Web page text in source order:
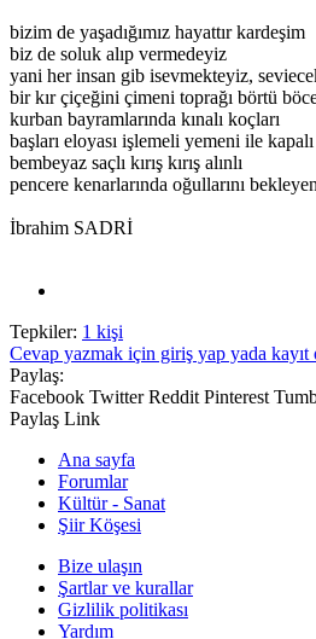
bizim de yaşadığımız hayattır kardeşim
biz de soluk alıp vermedeyiz
yani her insan gib isevmekteyiz,
bir kır çiçeğini çimeni toprağı börtü
kurban bayramlarında kınalı koçları
başları eloyası işlemeli yemeni ile kapalı
bembeyaz saçlı kırış kırış alınlı
pencere kenarlarında oğullarını
İbrahim SADRİ
Tepkiler: 1 kişi
Cevap yazmak için giriş yap yada kayıt
Paylaş:
Facebook Twitter Reddit Pinterest
Paylaş Link
Ana sayfa
Forumlar
Kültür - Sanat
Şiir Köşesi
Bize ulaşın
Şartlar ve kurallar
Gizlilik politikası
Yardım